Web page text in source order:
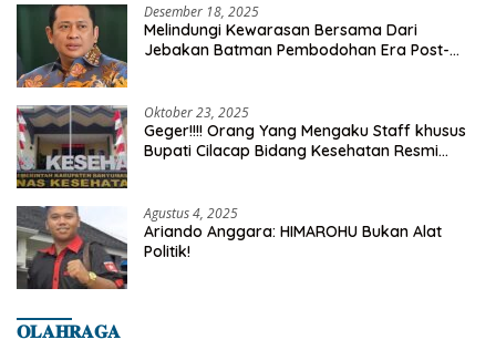
Desember 18, 2025
Melindungi Kewarasan Bersama Dari
Jebakan Batman Pembodohan Era Post-
Oktober 23, 2025
Geger!!!! Orang Yang Mengaku Staff khusus
Bupati Cilacap Bidang Kesehatan Resmi
Agustus 4, 2025
Ariando Anggara: HIMAROHU Bukan Alat
Politik!
𝐎𝐋𝐀𝐇𝐑𝐀𝐆𝐀